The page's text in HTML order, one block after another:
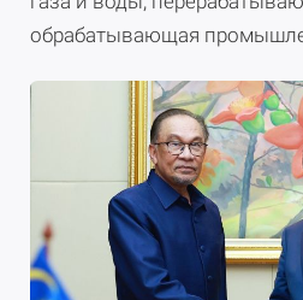
обрабатывающая